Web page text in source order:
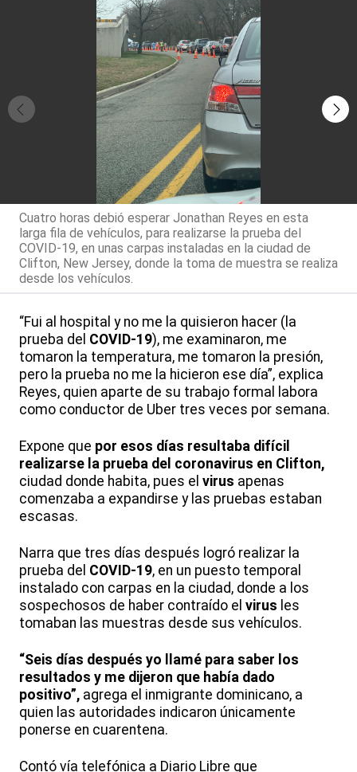
Cuatro horas debió esperar Jonathan Reyes en esta
larga fila de vehículos, para realizarse la prueba del
COVID-19, en unas carpas instaladas en la ciudad de
Clifton, New Jersey, donde la toma de muestra se realiza
desde los vehículos.
“Fui al hospital y no me la quisieron hacer (la
prueba del COVID-19), me examinaron, me
tomaron la temperatura, me tomaron la presión,
pero la prueba no me la hicieron ese día”, explica
Reyes, quien aparte de su trabajo formal labora
como conductor de Uber tres veces por semana.
Expone que por esos días resultaba difícil
realizarse la prueba del coronavirus en Clifton,
ciudad donde habita, pues el virus apenas
comenzaba a expandirse y las pruebas estaban
escasas.
Narra que tres días después logró realizar la
prueba del COVID-19, en un puesto temporal
instalado con carpas en la ciudad, donde a los
sospechosos de haber contraído el virus les
tomaban las muestras desde sus vehículos.
“Seis días después yo llamé para saber los
resultados y me dijeron que había dado
positivo”, agrega el inmigrante dominicano, a
quien las autoridades indicaron únicamente
ponerse en cuarentena.
Contó vía telefónica a Diario Libre que